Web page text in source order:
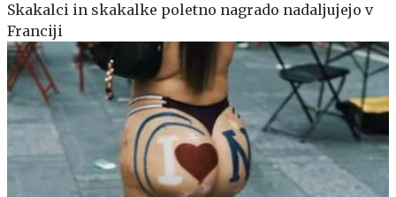
Skakalci in skakalke poletno nagrado nadaljujejo v
Franciji